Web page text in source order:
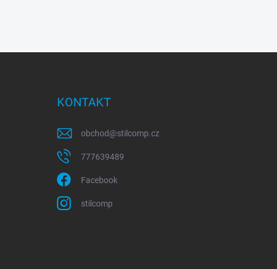
KONTAKT
obchod@stilcomp.cz
777639489
Facebook
stilcomp